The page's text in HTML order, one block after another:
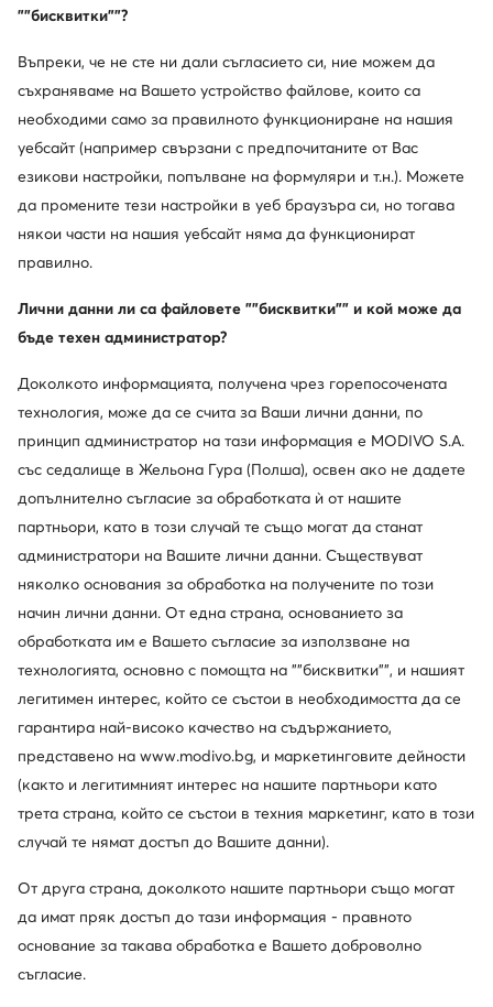
още 25% Код: SUMMER
Mizuno
Wave Skyrise 7 J1GC2609 · Маратонки за бягане
139,99€
още 25% Код: SUMMER
Mizuno
139,99€
още 25% Код: SUMMER
Neo Vista 2 J1GC2534 · Маратонки за бягане
€
""бисквитки""?
Въпреки, че не сте ни дали съгласието си, ние можем да
съхраняваме на Вашето устройство файлове, които са
необходими само за правилното функциониране на нашия
уебсайт (например свързани с предпочитаните от Вас
езикови настройки, попълване на формуляри и т.н.). Можете
да промените тези настройки в уеб браузъра си, но тогава
някои части на нашия уебсайт няма да функционират
правилно.
Лични данни ли са файловете ""бисквитки"" и кой може да
бъде техен администратор?
Доколкото информацията, получена чрез горепосочената
технология, може да се счита за Ваши лични данни, по
принцип администратор на тази информация е MODIVO S.A.
със седалище в Жельона Гура (Полша), освен ако не дадете
допълнително съгласие за обработката ѝ от нашите
партньори, като в този случай те също могат да станат
администратори на Вашите лични данни. Съществуват
няколко основания за обработка на получените по този
начин лични данни. От една страна, основанието за
обработката им е Вашето съгласие за използване на
технологията, основно с помощта на ""бисквитки"", и нашият
легитимен интерес, който се състои в необходимостта да се
гарантира най-високо качество на съдържанието,
представено на www.modivo.bg, и маркетинговите дейности
(както и легитимният интерес на нашите партньори като
трета страна, който се състои в техния маркетинг, като в този
случай те нямат достъп до Вашите данни).
От друга страна, доколкото нашите партньори също могат
да имат пряк достъп до тази информация - правното
основание за такава обработка е Вашето доброволно
съгласие.